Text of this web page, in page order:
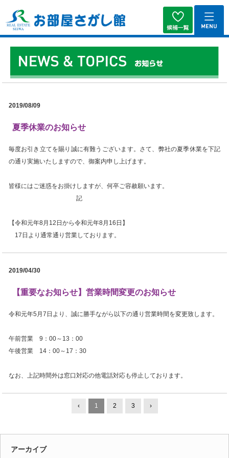
2019/08/09
夏季休業のお知らせ
毎度お引き立てを賜り誠に有難うございます。さて、弊社の夏季休業を下記
の通り実施いたしますので、御案内申し上げます。
皆様にはご迷惑をお掛けしますが、何卒ご容赦願います。
記
【令和元年8月12日から令和元年8月16日】
17日より通常通り営業しております。
2019/04/30
【重要なお知らせ】営業時間変更のお知らせ
令和元年5月7日より、誠に勝手ながら以下の通り営業時間を変更致します。
午前営業 9：00～13：00
午後営業 14：00～17：30
なお、上記時間外は窓口対応の他電話対応も停止しております。
‹ 1 2 3 ›
アーカイブ